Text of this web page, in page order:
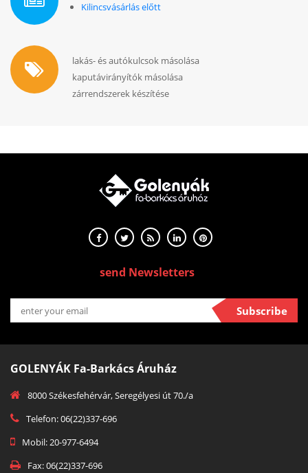
Kilincsvásárlás előtt
lakás- és autókulcsok másolása
kaputávirányítók másolása
zárrendszerek készítése
send Newsletters
Subscribe
GOLENYÁK Fa-Barkács Áruház
8000 Székesfehérvár, Seregélyesi út 70./a
Telefon: 06(22)337-696
Mobil: 20-977-6494
Fax: 06(22)337-696